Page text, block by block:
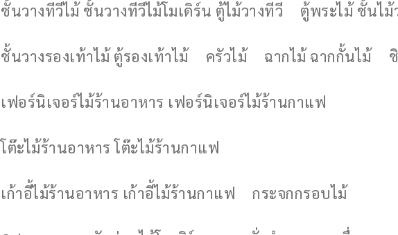
ชั้นวางทีวีไม้ ชั้นวางทีวีไม้โมเดิร์น ตู้ไม้วางทีวี ตู้พระไม้ ชั้นไม้
ชั้นวางรองเท้าไม้ ตู้รองเท้าไม้ ครัวไม้ ฉากไม้ ฉากกั้นไม้
เฟอร์นิเจอร์ไม้ร้านอาหาร เฟอร์นิเจอร์ไม้ร้านกาแฟ
โต๊ะไม้ร้านอาหาร โต๊ะไม้ร้านกาแฟ
เก้าอี้ไม้ร้านอาหาร เก้าอี้ไม้ร้านกาแฟ กระจกกรอบไม้